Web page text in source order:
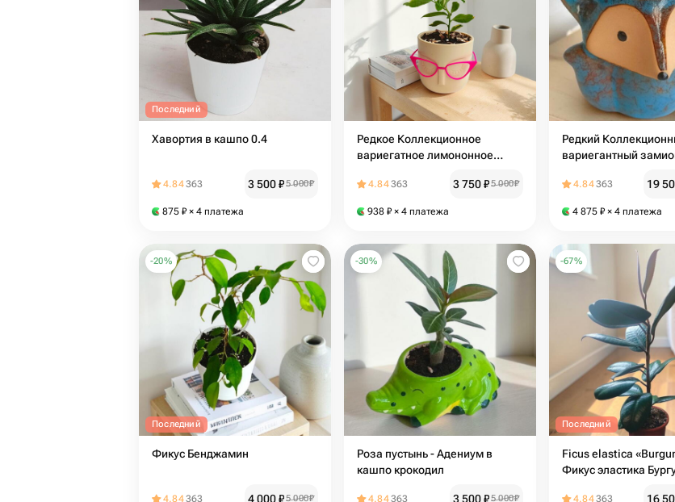
Последний
Хавортия в кашпо 0.4
4.84363 3 500₽5 000₽
875 ₽ × 4 платежа
Редкое Коллекционное
вариегатное лимононное
4.84363 3 750₽5 000₽
938 ₽ × 4 платежа
Редкий
вариегантный
4.84363 19
4 875 ₽ × 4 платежа
-20%
Последний
Фикус Бенджамин
4.84363 4 000₽5 000₽
-30%
Роза пустынь - Адениум в
кашпо крокодил
4.84363 3 500₽5 000₽
-67%
Последний
Ficus elastica
Фикус эластика
4.84363 16